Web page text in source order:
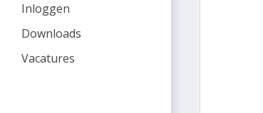
Inloggen
Downloads
Vacatures